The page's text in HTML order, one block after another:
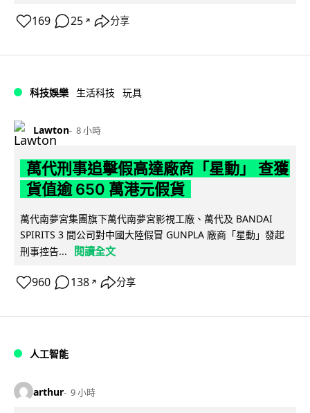
169 25 ↗ 分享
科技娛樂 生活科技 玩具
Lawton 8 小時
萬代刑事追擊假高達廠商「星動」 查獲
貨值逾 650 萬港元假貨
萬代南夢宮集團旗下萬代南夢宮影視工廠、萬代及 BANDAI
SPIRITS 3 間公司對中國大陸假冒 GUNPLA 廠商「星動」發起
刑事控告...
閱讀全文
960 138 ↗ 分享
人工智能
arthur 9 小時